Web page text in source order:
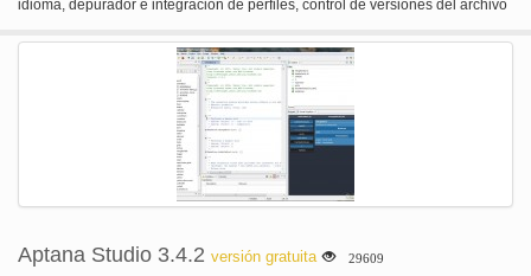
idioma, depurador e integración de perfiles, control de versiones del archivo
utilizar el Ctrl-i método abreviado para hacer una búsqueda a través de la
IDE, la ayuda contextual establece, y todos los proyectos abiertos. Se
encontrará con el término de búsqueda no sólo en los archivos, los tipos o
símbolos, sino también todo lo relacionados con acciones de menú, opción
paneles y documentación. Instalador personalizado seleccionar la descarga
de NetBeans IDE que proporciona las características que necesita. Puedes
elegir la descarga con todas las características y luego configure la
instalación para que en realidad sólo las características que usted necesita
instalarse; o elige una de las más pequeñas descargas que tiene sólo un
administrador de Plugins en el menú Herramientas para añadir, quitar o
actualizar conjuntos de características para el desarrollo de Java SE, Java
Aptana Studio 3.4.2 versión gratuita 29609